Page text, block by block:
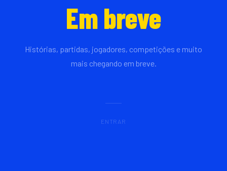
Em breve
Histórias, partidas, jogadores, competições e muito
mais chegando em breve.
ENTRAR